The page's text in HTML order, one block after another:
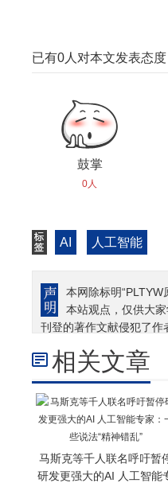
已有0 人对本文发表态度
鼓掌
0人
AI 人工智能
本网除标明
本站观点，仅供大
刊登的著作文献侵犯了
相关文章
马斯克等千人联名呼吁暂
研发更强大的AI 人工智能